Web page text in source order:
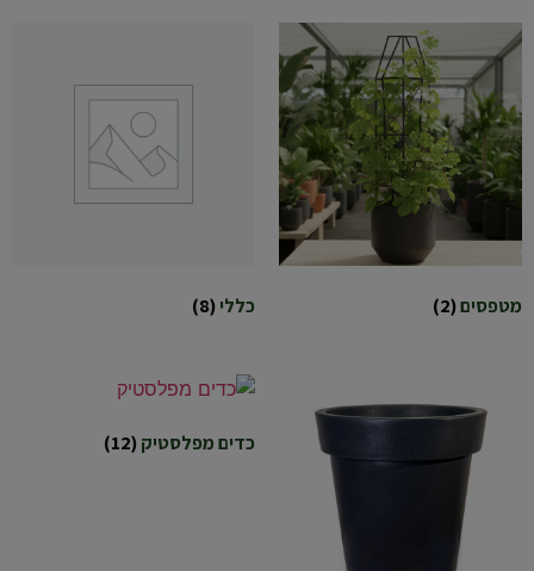
מטפסים(2) כללי(8)
כדים מפלסטיק(12)